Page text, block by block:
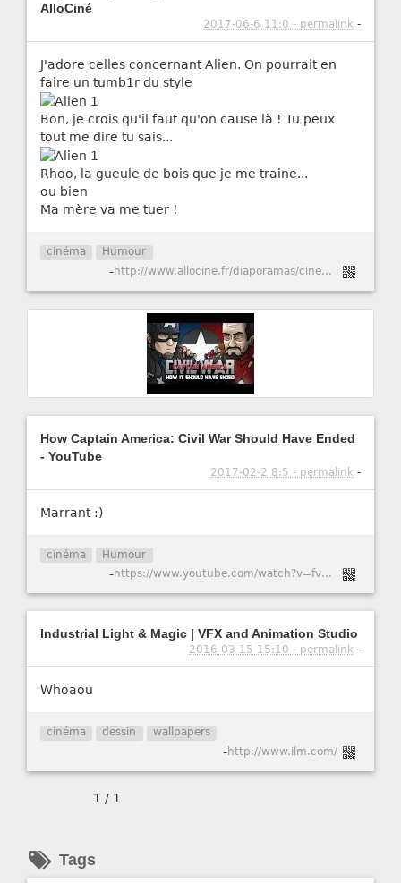
AlloCiné
2017-06-6 11:0 - permalink -
J'adore celles concernant Alien. On pourrait en
faire un tumb1r du style
Bon, je crois qu'il faut qu'on cause là ! Tu peux
tout me dire tu sais...
Rhoo, la gueule de bois que je me traine...
ou bien
Ma mère va me tuer !
cinéma Humour
- http://www.allocine.fr/diaporamas/cinema/diaporama-18644700/
How Captain America: Civil War Should Have Ended
- YouTube
2017-02-2 8:5 - permalink -
Marrant :)
cinéma Humour
- https://www.youtube.com/watch?v=fvLw021rVN0
Industrial Light & Magic | VFX and Animation Studio
2016-03-15 15:10 - permalink -
Whoaou
cinéma dessin wallpapers
-http://www.ilm.com/
1 / 1
Tags